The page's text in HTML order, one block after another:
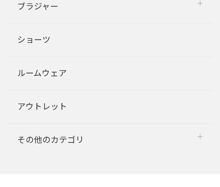
ブラジャー
ショーツ
ルームウェア
アウトレット
その他のカテゴリ